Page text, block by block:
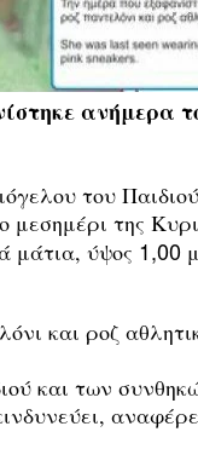
ανήμερα
του
μεσημέρι της
μάτια, ύψος 1,00
και ροζ
και των